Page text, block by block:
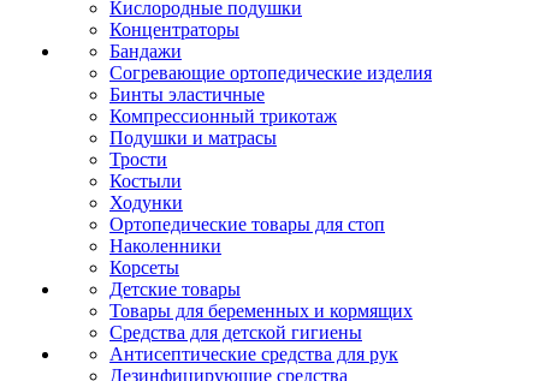
Кислородные подушки
Концентраторы
Бандажи
Согревающие ортопедические изделия
Бинты эластичные
Компрессионный трикотаж
Подушки и матрасы
Трости
Костыли
Ходунки
Ортопедические товары для стоп
Наколенники
Корсеты
Детские товары
Товары для беременных и кормящих
Средства для детской гигиены
Антисептические средства для рук
Дезинфицирующие средства